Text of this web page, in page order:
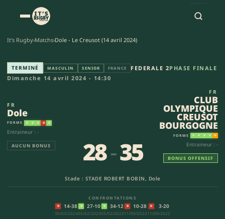
It's Rugby›Matchs›Dole - Le Creusot (14 avril 2024)
Dole - CLUB OLYMPIQUE
TERMINÉ MASCULIN SENIOR FRANCE FEDERALE 2PHASE FINALE
Dimanche 14 avril 2024 - 14:30
FR
Dole
FORME V V V D V
Entraineur : -
AUCUN BONUS
Stade : STADE ROBERT BOBIN, Dole
28-35
CONFRONTATIONS
D 14-38
30/03/2024
V 27-10
05/02/2023
V 34-12
05/02/2023
D 10-28
11/09/2022
D 3-20
11/09/2022
FR
CLUB
OLYMPIQUE
CREUSOT
BOURGOGNE
FORME V V V V N
Entraineur : -
BONUS OFFENSIF